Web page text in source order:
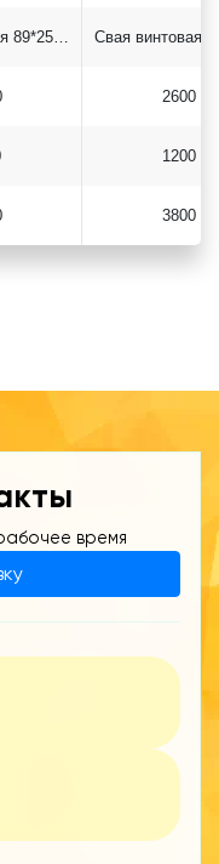
Свая винтовая 89*2500 саморез
2600
1200
3800
время